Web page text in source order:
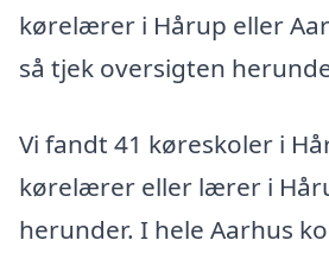
kørelærer i Hårup eller
så tjek oversigten
Vi fandt 41 køreskoler i
kørelærer eller lærer i
herunder. I hele Aarhus